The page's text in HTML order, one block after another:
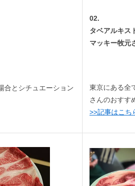
合とシチュエーション
02.
タベアルキス
マッキー牧元
東京にある全
さんのおすす
>>記事はこち